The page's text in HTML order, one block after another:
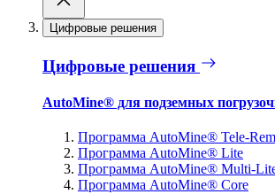
Цифровые решения
Цифровые решения
AutoMine® для подземных
Программа AutoMine® Tele-
Программа AutoMine® Lite
Программа AutoMine® Multi-
Программа AutoMine® Core